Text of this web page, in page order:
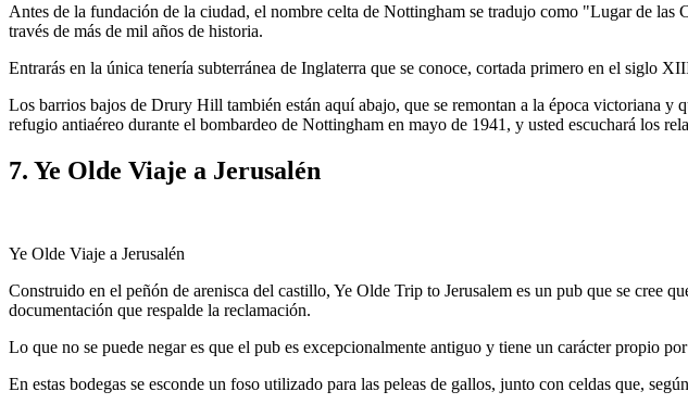
Antes de la fundación de la ciudad, el nombre celta de Nottingham se tradujo como "Lugar de
través de más de mil años de historia.
Entrarás en la única tenería subterránea de Inglaterra que se conoce, cortada primero en el siglo
Los barrios bajos de Drury Hill también están aquí abajo, que se remontan a la época victoriana
refugio antiaéreo durante el bombardeo de Nottingham en mayo de 1941, y usted escuchará los
7. Ye Olde Viaje a Jerusalén
Ye Olde Viaje a Jerusalén
Construido en el peñón de arenisca del castillo, Ye Olde Trip to Jerusalem es un pub que se cree
documentación que respalde la reclamación.
Lo que no se puede negar es que el pub es excepcionalmente antiguo y tiene un carácter propio
En estas bodegas se esconde un foso utilizado para las peleas de gallos, junto con celdas que,